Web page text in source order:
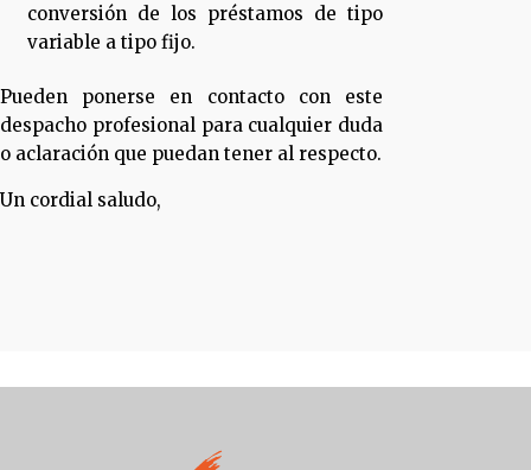
conversión de los préstamos de tipo
variable a tipo fijo.
Pueden ponerse en contacto con este
despacho profesional para cualquier duda
o aclaración que puedan tener al respecto.
Un cordial saludo,